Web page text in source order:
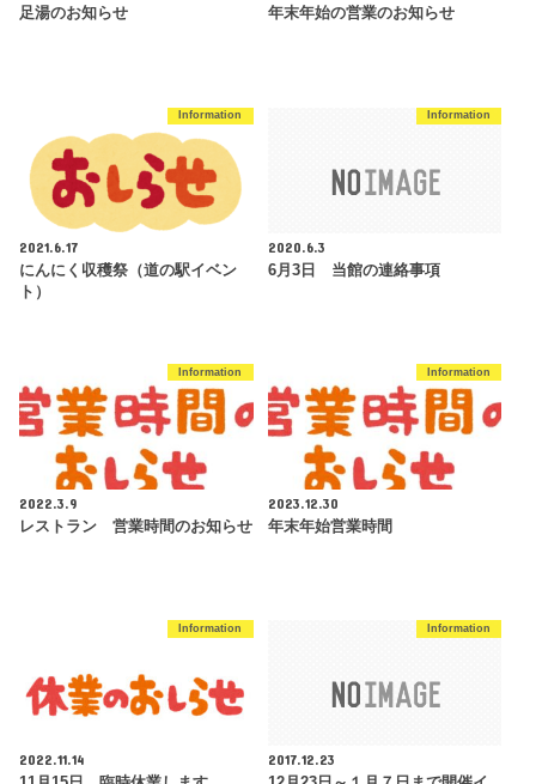
足湯のお知らせ
年末年始の営業のお知らせ
Information
2021.6.17
にんにく収穫祭（道の駅イベン
ト）
Information
2020.6.3
6月3日 当館の連絡事項
Information
2022.3.9
レストラン 営業時間のお知らせ
Information
2023.12.30
年末年始営業時間
Information
2022.11.14
Information
2017.12.23